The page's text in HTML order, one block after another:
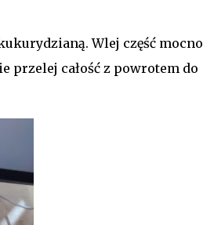
Wlej część mocno
przelej całość z powrotem do